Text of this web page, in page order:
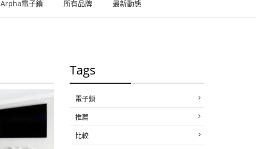
Arpha電子鎖 所有品牌 最新動態
Tags
電子鎖
推薦
比較